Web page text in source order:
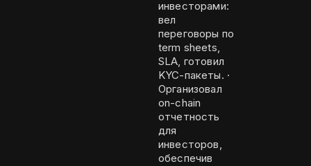
инвесторами:
вел
переговоры по
term sheets,
SLA, готовил
KYC-пакеты. ·
Организовал
on-chain
отчетность
для
инвесторов,
обеспечив